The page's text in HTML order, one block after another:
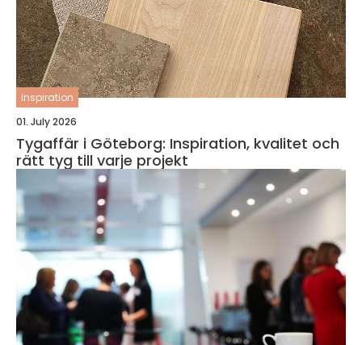
inspiration
01. July 2026
Tygaffär i Göteborg: Inspiration, kvalitet och
rätt tyg till varje projekt